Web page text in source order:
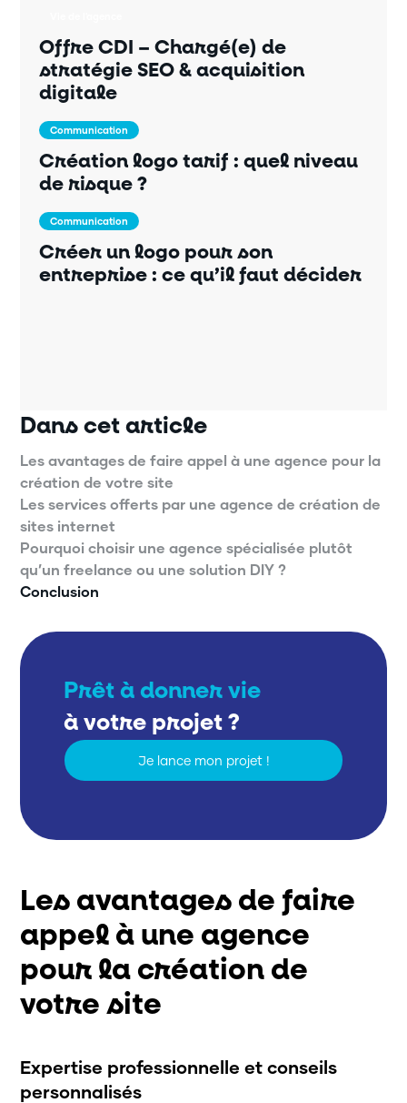
Prêt à donner vie
à votre projet ?
Je lance mon projet !
Dans cet article
Les avantages de faire appel à une agence pour la
création de votre site
Les services offerts par une agence de création de
sites internet
Pourquoi choisir une agence spécialisée plutôt
qu’un freelance ou une solution DIY ?
Conclusion
Les avantages de faire
appel à une agence
pour la création de
votre site
Expertise professionnelle et conseils
personnalisés
Offre CDI – Chargé(e) de
stratégie SEO & acquisition
digitale
Communication
Création logo tarif : quel niveau
de risque ?
Communication
Créer un logo pour son
entreprise : ce qu’il faut décider